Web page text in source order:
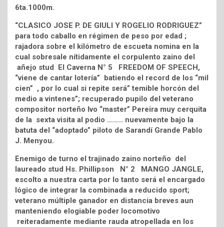
6ta.1000m.
“CLASICO JOSE P. DE GIULI Y ROGELIO RODRIGUEZ”
para todo caballo en régimen de peso por edad ;
rajadora sobre el kilómetro de escueta nomina en la
cual sobresale nítidamente el corpulento zaino del
añejo stud El Caverna N° 5 FREEDOM OF SPEECH,
“viene de cantar lotería” batiendo el record de los “mil
cien” , por lo cual si repite será” temible horcón del
medio a vintenes”; recuperado pupilo del veterano
compositor norteño Ivo “master” Pereira muy cerquita
de la sexta visita al podio …….. nuevamente bajo la
batuta del “adoptado” piloto de Sarandí Grande Pablo
J. Menyou.
Enemigo de turno el trajinado zaino norteño del
laureado stud Hs. Phillipson N° 2 MANGO JANGLE,
escolto a nuestra carta por lo tanto será el encargado
lógico de integrar la combinada a reducido sport;
veterano múltiple ganador en distancia breves aun
manteniendo elogiable poder locomotivo
reiteradamente mediante rauda atropellada en los